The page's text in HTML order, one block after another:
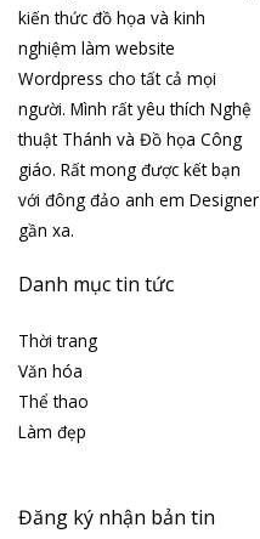
kiến thức đồ họa và kinh
nghiệm làm website
Wordpress cho tất cả mọi
người. Mình rất yêu thích Nghệ
thuật Thánh và Đồ họa Công
giáo. Rất mong được kết bạn
với đông đảo anh em Designer
gần xa.
Danh mục tin tức
Thời trang
Văn hóa
Thể thao
Làm đẹp
Đăng ký nhận bản tin